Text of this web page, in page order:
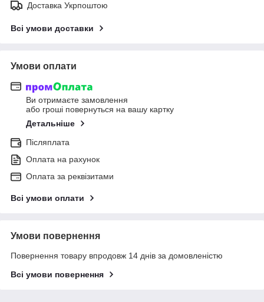
Доставка Укрпоштою
Всі умови доставки
Умови оплати
Ви отримаєте замовлення
або гроші повернуться на вашу картку
Детальніше
Післяплата
Оплата на рахунок
Оплата за реквізитами
Всі умови оплати
Умови повернення
Повернення товару впродовж 14 днів за домовленістю
Всі умови повернення